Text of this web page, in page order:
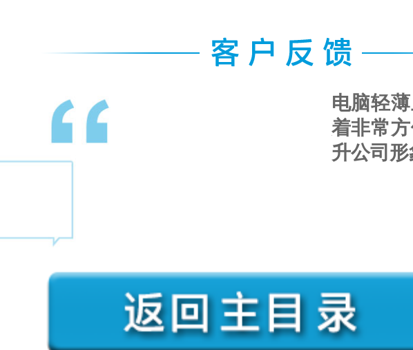
出差带
，对提
惠普笔记本电脑外观好看，服
务方面也是几家中最有诚意
电脑轻
着非常
升公司形